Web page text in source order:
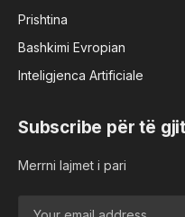
Prishtina
Bashkimi Evropian
Inteligjenca Artificiale
Subscribe për të
Merrni lajmet i pari